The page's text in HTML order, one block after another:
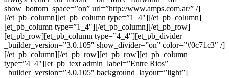
show_bottom_space=”on” url=”http://www.amps.com.ar/” /]
[/et_pb_column][et_pb_column type=”1_4″][/et_pb_column]
[et_pb_column type=”1_4″][/et_pb_column][/et_pb_row]
[et_pb_row][et_pb_column type=”4_4″][et_pb_divider
_builder_version=”3.0.105″ show_divider=”on” color=”#0c71c3″ /]
[/et_pb_column][/et_pb_row][et_pb_row][et_pb_column
type=”4_4″][et_pb_text admin_label=”Entre Rios”
_builder_version=”3.0.105″ background_layout=”light”]